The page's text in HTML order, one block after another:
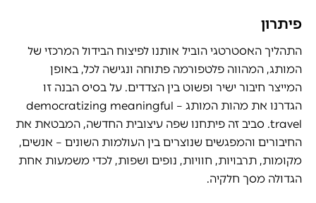
פיתרון
התהליך האסטרטגי הוביל אותנו לפיצוח הבידול המרכזי של
המותג, המהווה פלטפורמה פתוחה ונגישה לכל, באופן
המייצר חיבור ישיר ופשוט בין הצדדים. על בסיס הבנה זו
הגדרנו את מהות המותג – democratizing meaningful
travel. סביב זה פיתחנו שפה עיצובית החדשה, המבטאת את
החיבורים והמפגשים שנוצרים בין העולמות השונים – אנשים,
מקומות, תרבויות, חוויות, נופים ושפות, לכדי משמעות אחת
הגדולה מסך חלקיה.